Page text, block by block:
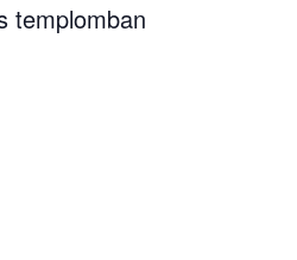
templomban